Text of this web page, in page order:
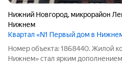
Нижний Новгород, микрорайон
Нижнем
Квартал «N1 Первый дом в
Номер объекта: 1868440. Жилой
Нижнем» стал ярким